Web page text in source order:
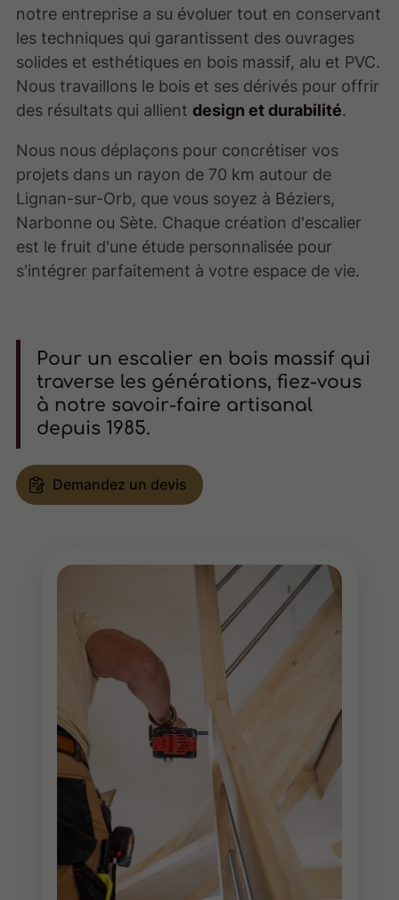
notre entreprise a su évoluer tout en conservant
les techniques qui garantissent des ouvrages
solides et esthétiques en bois massif, alu et PVC.
Nous travaillons le bois et ses dérivés pour offrir
des résultats qui allient design et durabilité.
Nous nous déplaçons pour concrétiser vos
projets dans un rayon de 70 km autour de
Lignan-sur-Orb, que vous soyez à Béziers,
Narbonne ou Sète. Chaque création d'escalier
est le fruit d'une étude personnalisée pour
s'intégrer parfaitement à votre espace de vie.
Pour un escalier en bois massif qui
traverse les générations, fiez-vous
à notre savoir-faire artisanal
depuis 1985.
Demandez un devis